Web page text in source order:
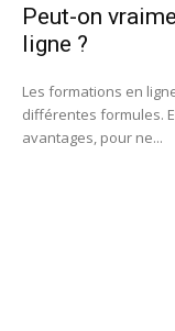
Peut-on
ligne ?
Les formations en
différentes formules.
avantages, pour ne...